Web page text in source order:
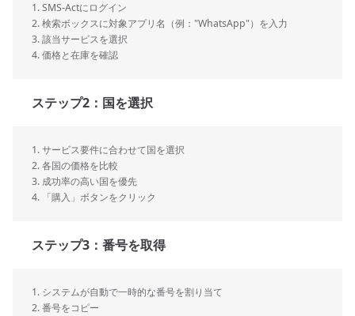
1. SMS-Actにログイン
2. 検索ボックスに対象アプリ名（例："WhatsApp"）を入力
3. 該当サービスを選択
4. 価格と在庫を確認
ステップ2：国を選択
1. サービス要件に合わせて国を選択
2. 各国の価格を比較
3. 成功率の高い国を優先
4. 「購入」ボタンをクリック
ステップ3：番号を取得
1. システムが自動で一時的な番号を割り当て
2. 番号をコピー